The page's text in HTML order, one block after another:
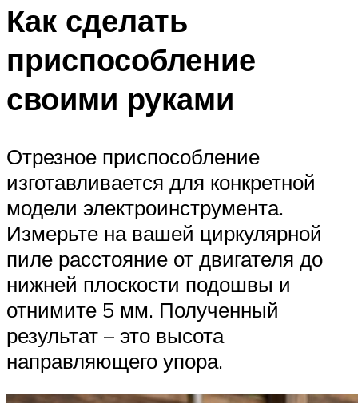
Как сделать
приспособление
своими руками
Отрезное приспособление
изготавливается для конкретной
модели электроинструмента.
Измерьте на вашей циркулярной
пиле расстояние от двигателя до
нижней плоскости подошвы и
отнимите 5 мм. Полученный
результат – это высота
направляющего упора.